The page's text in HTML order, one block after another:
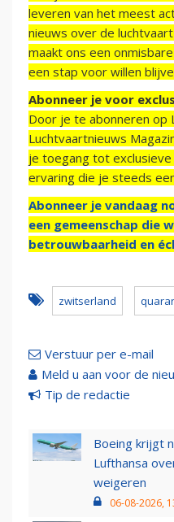
leveren van het meest
nieuws over de
maakt ons een
een stap voor willen
Abonneer je voor
Door je te abonneren op
Luchtvaartnieuws
je toegang tot
ervaring die je steeds
Abonneer je vandaag
een gemeenschap die
betrouwbaarheid en
zwitserland
Verstuur per e-mail
Meld u aan voor de
Tip de redactie
Boeing krijgt
Lufthansa
weigeren
06-08-2026,